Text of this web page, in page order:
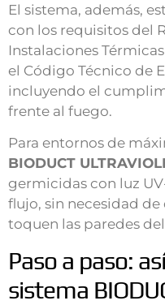
El sistema, además,
con los requisitos del
Instalaciones
el Código Técnico de
incluyendo el
frente al fuego.
Para entornos de
BIODUCT
germicidas con luz
flujo, sin necesidad
toquen las paredes
Paso a paso:
sistema